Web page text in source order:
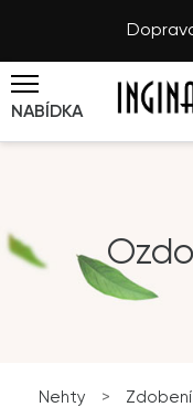
NABÍDKA
Nehty >